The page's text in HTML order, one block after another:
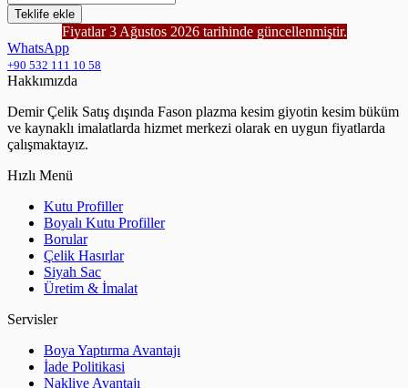
Teklife ekle
Fiyatlar 3 Ağustos 2026 tarihinde güncellenmiştir.
WhatsApp
+90 532 111 10 58
Hakkımızda
Demir Çelik Satış dışında Fason plazma kesim giyotin kesim büküm
ve kaynaklı imalatlarda hizmet merkezi olarak en uygun fiyatlarda
çalışmaktayız.
Hızlı Menü
Kutu Profiller
Boyalı Kutu Profiller
Borular
Çelik Hasırlar
Siyah Sac
Üretim & İmalat
Servisler
Boya Yaptırma Avantajı
İade Politikasi
Nakliye Avantajı